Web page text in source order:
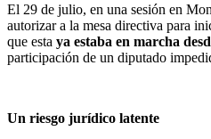
El 29 de julio, en una sesión en
autorizar a la mesa directiva para
que esta ya estaba en marcha
participación de un diputado
Un riesgo jurídico latente